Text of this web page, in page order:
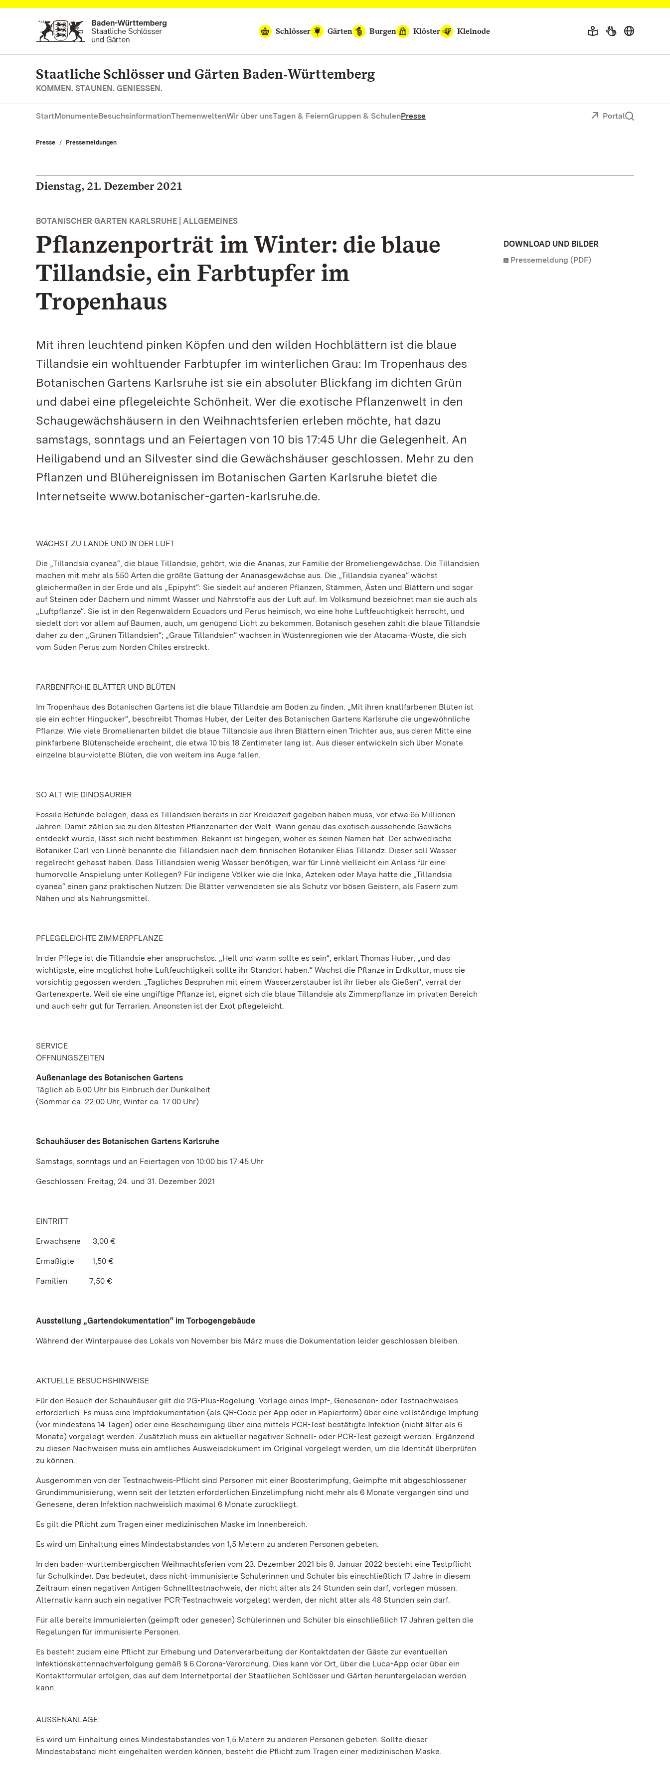
Zum Hauptinhalt springen
Schlösser
Gärten Burgen Klöster Kleinode
Staatliche Schlösser und Gärten Baden‑Württemberg
KOMMEN. STAUNEN. GENIESSEN.
StartMonumenteBesuchsinformationThemenweltenWir über unsTagen & FeiernGruppen & SchulenPresse Portal
Presse Pressemeldungen
Dienstag, 21. Dezember 2021
BOTANISCHER GARTEN KARLSRUHE | ALLGEMEINES
Pflanzenporträt im Winter: die blaue
Tillandsie, ein Farbtupfer im
Tropenhaus
Mit ihren leuchtend pinken Köpfen und den wilden Hochblättern ist die blaue
Tillandsie ein wohltuender Farbtupfer im winterlichen Grau: Im Tropenhaus des
Botanischen Gartens Karlsruhe ist sie ein absoluter Blickfang im dichten Grün
und dabei eine pflegeleichte Schönheit. Wer die exotische Pflanzenwelt in den
Schaugewächshäusern in den Weihnachtsferien erleben möchte, hat dazu
samstags, sonntags und an Feiertagen von 10 bis 17:45 Uhr die Gelegenheit. An
Heiligabend und an Silvester sind die Gewächshäuser geschlossen. Mehr zu den
Pflanzen und Blühereignissen im Botanischen Garten Karlsruhe bietet die
Internetseite www.botanischer-garten-karlsruhe.de.
WÄCHST ZU LANDE UND IN DER LUFT
Die „Tillandsia cyanea“, die blaue Tillandsie, gehört, wie die Ananas, zur Familie der Bromeliengewächse. Die Tillandsien
machen mit mehr als 550 Arten die größte Gattung der Ananasgewächse aus. Die „Tillandsia cyanea“ wächst
gleichermaßen in der Erde und als „Epipyht“: Sie siedelt auf anderen Pflanzen, Stämmen, Ästen und Blättern und sogar
auf Steinen oder Dächern und nimmt Wasser und Nährstoffe aus der Luft auf. Im Volksmund bezeichnet man sie auch als
„Luftpflanze“. Sie ist in den Regenwäldern Ecuadors und Perus heimisch, wo eine hohe Luftfeuchtigkeit herrscht, und
siedelt dort vor allem auf Bäumen, auch, um genügend Licht zu bekommen. Botanisch gesehen zählt die blaue Tillandsie
daher zu den „Grünen Tillandsien“; „Graue Tillandsien“ wachsen in Wüstenregionen wie der Atacama-Wüste, die sich
vom Süden Perus zum Norden Chiles erstreckt.
FARBENFROHE BLÄTTER UND BLÜTEN
Im Tropenhaus des Botanischen Gartens ist die blaue Tillandsie am Boden zu finden. „Mit ihren knallfarbenen Blüten ist
sie ein echter Hingucker“, beschreibt Thomas Huber, der Leiter des Botanischen Gartens Karlsruhe die ungewöhnliche
Pflanze. Wie viele Bromelienarten bildet die blaue Tillandsie aus ihren Blättern einen Trichter aus, aus deren Mitte eine
pinkfarbene Blütenscheide erscheint, die etwa 10 bis 18 Zentimeter lang ist. Aus dieser entwickeln sich über Monate
einzelne blau-violette Blüten, die von weitem ins Auge fallen.
SO ALT WIE DINOSAURIER
Fossile Befunde belegen, dass es Tillandsien bereits in der Kreidezeit gegeben haben muss, vor etwa 65 Millionen
Jahren. Damit zählen sie zu den ältesten Pflanzenarten der Welt. Wann genau das exotisch aussehende Gewächs
entdeckt wurde, lässt sich nicht bestimmen. Bekannt ist hingegen, woher es seinen Namen hat: Der schwedische
Botaniker Carl von Linnè benannte die Tillandsien nach dem finnischen Botaniker Elias Tillandz. Dieser soll Wasser
regelrecht gehasst haben. Dass Tillandsien wenig Wasser benötigen, war für Linnè vielleicht ein Anlass für eine
humorvolle Anspielung unter Kollegen? Für indigene Völker wie die Inka, Azteken oder Maya hatte die „Tillandsia
cyanea“ einen ganz praktischen Nutzen: Die Blätter verwendeten sie als Schutz vor bösen Geistern, als Fasern zum
Nähen und als Nahrungsmittel.
PFLEGELEICHTE ZIMMERPFLANZE
In der Pflege ist die Tillandsie eher anspruchslos. „Hell und warm sollte es sein“, erklärt Thomas Huber, „und das
wichtigste, eine möglichst hohe Luftfeuchtigkeit sollte ihr Standort haben.“ Wächst die Pflanze in Erdkultur, muss sie
vorsichtig gegossen werden. „Tägliches Besprühen mit einem Wasserzerstäuber ist ihr lieber als Gießen“, verrät der
Gartenexperte. Weil sie eine ungiftige Pflanze ist, eignet sich die blaue Tillandsie als Zimmerpflanze im privaten Bereich
und auch sehr gut für Terrarien. Ansonsten ist der Exot pflegeleicht.
SERVICE
ÖFFNUNGSZEITEN
Außenanlage des Botanischen Gartens
Täglich ab 6:00 Uhr bis Einbruch der Dunkelheit
(Sommer ca. 22:00 Uhr, Winter ca. 17:00 Uhr)
Schauhäuser des Botanischen Gartens Karlsruhe
Samstags, sonntags und an Feiertagen von 10:00 bis 17:45 Uhr
Geschlossen: Freitag, 24. und 31. Dezember 2021
EINTRITT
Erwachsene 3,00 €
Ermäßigte 1,50 €
Familien 7,50 €
Ausstellung „Gartendokumentation“ im Torbogengebäude
Während der Winterpause des Lokals von November bis März muss die Dokumentation leider geschlossen bleiben.
AKTUELLE BESUCHSHINWEISE
Für den Besuch der Schauhäuser gilt die 2G-Plus-Regelung: Vorlage eines Impf-, Genesenen- oder Testnachweises
erforderlich: Es muss eine Impfdokumentation (als QR-Code per App oder in Papierform) über eine vollständige Impfung
(vor mindestens 14 Tagen) oder eine Bescheinigung über eine mittels PCR-Test bestätigte Infektion (nicht älter als 6
Monate) vorgelegt werden. Zusätzlich muss ein aktueller negativer Schnell- oder PCR-Test gezeigt werden. Ergänzend
zu diesen Nachweisen muss ein amtliches Ausweisdokument im Original vorgelegt werden, um die Identität überprüfen
zu können.
Ausgenommen von der Testnachweis-Pflicht sind Personen mit einer Boosterimpfung, Geimpfte mit abgeschlossener
Grundimmunisierung, wenn seit der letzten erforderlichen Einzelimpfung nicht mehr als 6 Monate vergangen sind und
Genesene, deren Infektion nachweislich maximal 6 Monate zurückliegt.
Es gilt die Pflicht zum Tragen einer medizinischen Maske im Innenbereich.
Es wird um Einhaltung eines Mindestabstandes von 1,5 Metern zu anderen Personen gebeten.
In den baden-württembergischen Weihnachtsferien vom 23. Dezember 2021 bis 8. Januar 2022 besteht eine Testpflicht
für Schulkinder. Das bedeutet, dass nicht-immunisierte Schülerinnen und Schüler bis einschließlich 17 Jahre in diesem
Zeitraum einen negativen Antigen-Schnelltestnachweis, der nicht älter als 24 Stunden sein darf, vorlegen müssen.
Alternativ kann auch ein negativer PCR-Testnachweis vorgelegt werden, der nicht älter als 48 Stunden sein darf.
Für alle bereits immunisierten (geimpft oder genesen) Schülerinnen und Schüler bis einschließlich 17 Jahren gelten die
Regelungen für immunisierte Personen.
Es besteht zudem eine Pflicht zur Erhebung und Datenverarbeitung der Kontaktdaten der Gäste zur eventuellen
Infektionskettennachverfolgung gemäß § 6 Corona-Verordnung. Dies kann vor Ort, über die Luca-App oder über ein
Kontaktformular erfolgen, das auf dem Internetportal der Staatlichen Schlösser und Gärten heruntergeladen werden
kann.
AUSSENANLAGE:
Es wird um Einhaltung eines Mindestabstandes von 1,5 Metern zu anderen Personen gebeten. Sollte dieser
Mindestabstand nicht eingehalten werden können, besteht die Pflicht zum Tragen einer medizinischen Maske.
DOWNLOAD UND BILDER
Pressemeldung (PDF)